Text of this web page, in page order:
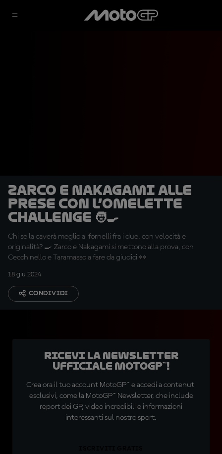
Zarco e Nakagami alle
prese con l’Omelette
Challenge 🧑‍🍳
Chi se la caverà meglio ai fornelli fra i due, con velocità e
originalità? 🍳 Zarco e Nakagami si mettono alla prova, con
Cecchinello e Taramasso a fare da giudici 👀
18 giu 2024
CONDIVIDI
Ricevi la newsletter
ufficiale MotoGP™!
Crea ora il tuo account MotoGP™ e accedi a contenuti
esclusivi, come la MotoGP™ Newsletter, che include
report dei GP, video incredibili e informazioni
interessanti sul nostro sport.